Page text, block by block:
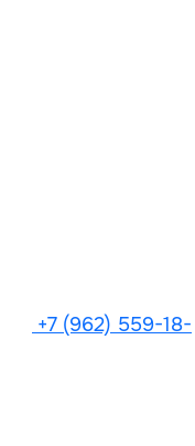
+7 (962) 559-18-